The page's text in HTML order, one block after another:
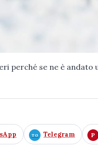
perché se ne è
Telegram